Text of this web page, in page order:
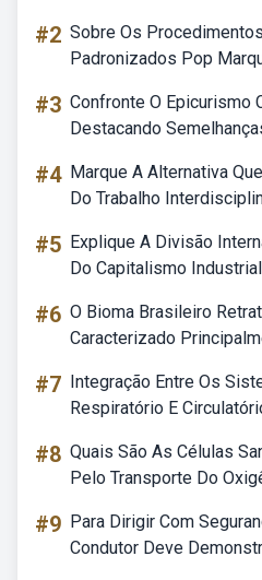
#2 Sobre Os
Padronizados Pop
#3 Confronte O Epicurismo
Destacando
#4 Marque A Alternativa
Do Trabalho
#5 Explique A Divisão
Do Capitalismo Industrial
#6 O Bioma Brasileiro
Caracterizado
#7 Integração Entre Os
Respiratório E
#8 Quais São As Células
Pelo Transporte Do
#9 Para Dirigir Com
Condutor Deve